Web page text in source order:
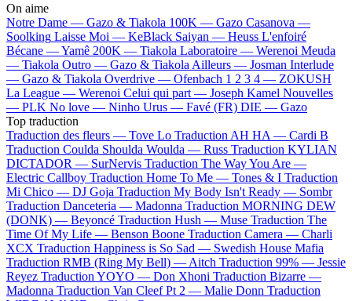
On aime
Notre Dame — Gazo & Tiakola 100K — Gazo Casanova —
Soolking Laisse Moi — KeBlack Saiyan — Heuss L'enfoiré
Bécane —Yamê 200K — Tiakola Laboratoire — Werenoi Meuda
— Tiakola Outro — Gazo & Tiakola Ailleurs — Josman Interlude
— Gazo & Tiakola Overdrive — Ofenbach 1 2 3 4 — ZOKUSH
La League — Werenoi Celui qui part — Joseph Kamel Nouvelles
— PLK No love — Ninho Urus — Favé (FR) DIE — Gazo
Top traduction
Traduction des fleurs — Tove Lo Traduction AH HA — Cardi B
Traduction Coulda Shoulda Woulda — Russ Traduction KYLIAN
DICTADOR — SurNervis Traduction The Way You Are —
Electric Callboy Traduction Home To Me — Tones & I Traduction
Mi Chico — DJ Goja Traduction My Body Isn't Ready — Sombr
Traduction Danceteria — Madonna Traduction MORNING DEW
(DONK) — Beyoncé Traduction Hush — Muse Traduction The
Time Of My Life — Benson Boone Traduction Camera — Charli
XCX Traduction Happiness is So Sad — Swedish House Mafia
Traduction RMB (Ring My Bell) — Aitch Traduction 99% — Jessie
Reyez Traduction YOYO — Don Xhoni Traduction Bizarre —
Madonna Traduction Van Cleef Pt 2 — Malie Donn Traduction